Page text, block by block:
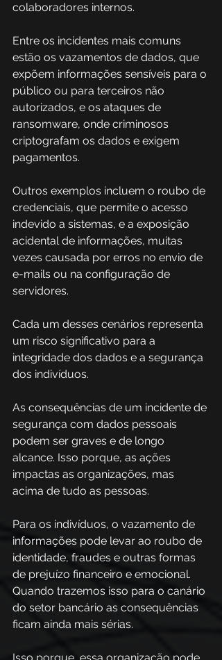
colaboradores internos.
Entre os incidentes mais comuns
estão os vazamentos de dados, que
expõem informações sensíveis para o
público ou para terceiros não
autorizados, e os ataques de
ransomware, onde criminosos
criptografam os dados e exigem
pagamentos.
Outros exemplos incluem o roubo de
credenciais, que permite o acesso
indevido a sistemas, e a exposição
acidental de informações, muitas
vezes causada por erros no envio de
e-mails ou na configuração de
servidores.
Cada um desses cenários representa
um risco significativo para a
integridade dos dados e a segurança
dos indivíduos.
As consequências de um incidente de
segurança com dados pessoais
podem ser graves e de longo
alcance. Isso porque, as ações
impactas as organizações, mas
acima de tudo as pessoas.
Para os indivíduos, o vazamento de
informações pode levar ao roubo de
identidade, fraudes e outras formas
de prejuízo financeiro e emocional.
Quando trazemos isso para o canário
do setor bancário as consequências
ficam ainda mais sérias.